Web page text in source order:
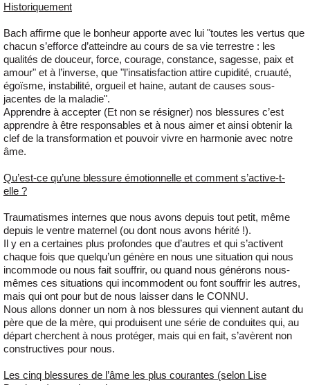
Historiquement
Bach affirme que le bonheur apporte avec lui "toutes les vertus que
chacun s’efforce d’atteindre au cours de sa vie terrestre : les
qualités de douceur, force, courage, constance, sagesse, paix et
amour" et à l’inverse, que "l’insatisfaction attire cupidité, cruauté,
égoïsme, instabilité, orgueil et haine, autant de causes sous-
jacentes de la maladie".
Apprendre à accepter (Et non se résigner) nos blessures c’est
apprendre à être responsables et à nous aimer et ainsi obtenir la
clef de la transformation et pouvoir vivre en harmonie avec notre
âme.
Qu’est-ce qu’une blessure émotionnelle et comment s’active-t-
elle ?
Traumatismes internes que nous avons depuis tout petit, même
depuis le ventre maternel (ou dont nous avons hérité !).
Il y en a certaines plus profondes que d’autres et qui s’activent
chaque fois que quelqu’un génère en nous une situation qui nous
incommode ou nous fait souffrir, ou quand nous générons nous-
mêmes ces situations qui incommodent ou font souffrir les autres,
mais qui ont pour but de nous laisser dans le CONNU.
Nous allons donner un nom à nos blessures qui viennent autant du
père que de la mère, qui produisent une série de conduites qui, au
départ cherchent à nous protéger, mais qui en fait, s’avèrent non
constructives pour nous.
Les cinq blessures de l’âme les plus courantes (selon Lise